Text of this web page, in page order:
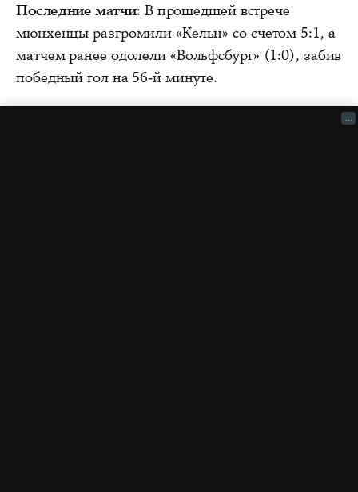
Последние матчи: В прошедшей встрече
мюнхенцы разгромили «Кельн» со счетом 5:1, а
матчем ранее одолели «Вольфсбург» (1:0), забив
победный гол на 56-й минуте.
...